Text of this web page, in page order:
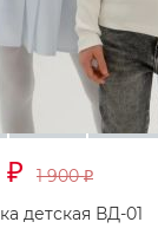
₽ 1 900₽
детская ВД-01